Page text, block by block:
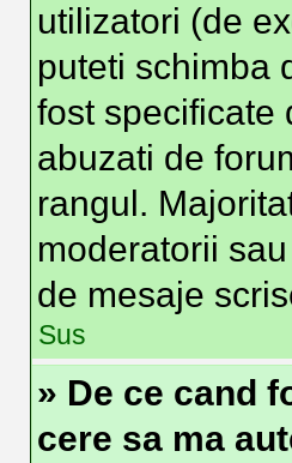
utilizatori (de
puteti schimba
fost specificate
abuzati de
rangul.
moderatorii
de mesaje
Sus
» De ce cand
cere sa ma